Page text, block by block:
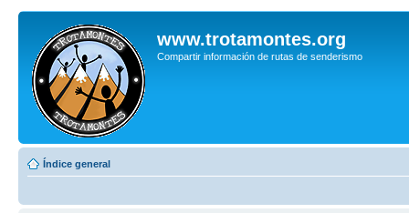
www.trotamontes.org
Compartir información de rutas de senderismo
Índice general